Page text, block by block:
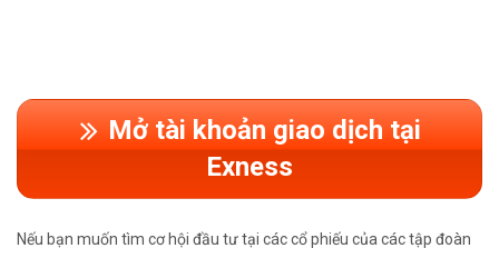
Mở tài khoản giao dịch tại
Exness
Nếu bạn muốn tìm cơ hội đầu tư tại các cổ phiếu của các tập đoàn